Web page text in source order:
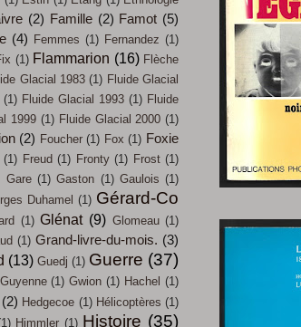
(2) Famille (2) Famot (5)
(4) Femmes (1) Fernandez (1)
(1) Flammarion (16) Flèche
Glacial 1983 (1) Fluide Glacial
(1) Fluide Glacial 1993 (1) Fluide
1999 (1) Fluide Glacial 2000 (1)
(2) Foucher (1) Fox (1) Foxie
(1) Freud (1) Fronty (1) Frost (1)
Gare (1) Gaston (1) Gaulois (1)
Duhamel (1) Gérard-Co
(1) Glénat (9) Glomeau (1)
(1) Grand-livre-du-mois. (3)
(13) Guedj (1) Guerre (37)
Guyenne (1) Gwion (1) Hachel (1)
(2) Hedgecoe (1) Hélicoptères (1)
Himmler (1) Histoire (35)